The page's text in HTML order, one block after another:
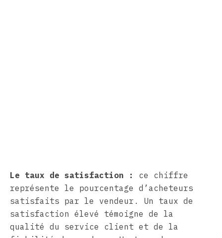
Le taux de satisfaction :
ce chiffre
représente le pourcentage d’acheteurs
satisfaits par le vendeur. Un taux de
satisfaction élevé témoigne de la
qualité du service client et de la